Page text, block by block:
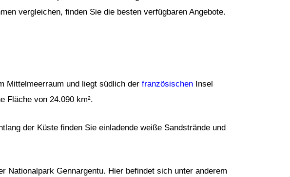
vergleichen, finden Sie die besten verfügbaren Angebote.
Mittelmeerraum und liegt südlich der französischen Insel
Fläche von 24.090 km².
der Küste finden Sie einladende weiße Sandstrände und
Nationalpark Gennargentu. Hier befindet sich unter anderem